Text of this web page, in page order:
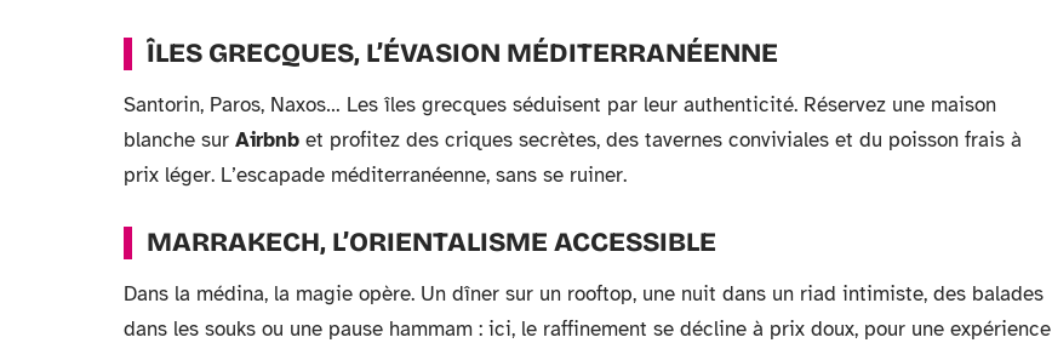
ÎLES GRECQUES, L’ÉVASION MÉDITERRANÉENNE
Santorin, Paros, Naxos… Les îles grecques séduisent par leur authenticité. Réservez une maison
blanche sur Airbnb et profitez des criques secrètes, des tavernes conviviales et du poisson frais à
prix léger. L’escapade méditerranéenne, sans se ruiner.
MARRAKECH, L’ORIENTALISME ACCESSIBLE
Dans la médina, la magie opère. Un dîner sur un rooftop, une nuit dans un riad intimiste, des balades
dans les souks ou une pause hammam : ici, le raffinement se décline à prix doux, pour une expérience